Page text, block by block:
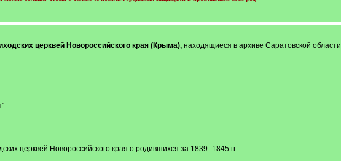
церквей Новороссийского края (Крыма),находящиеся в архиве Саратовской области
церквей Новороссийского края о родившихся за 1839–1845 гг.